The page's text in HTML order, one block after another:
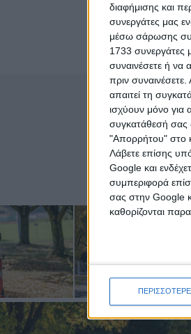
διαφήμισης και
συνεργάτες μας
μέσω σάρωσης
1733 συνεργάτες
συναινέσετε ή να
πριν συναινέσετε.
απαιτεί τη
ισχύουν μόνο για
συγκατάθεσή σας
"Απορρήτου" στο
Λάβετε επίσης
Google και
συμπεριφορά
σας στην Google
καθορίζονται